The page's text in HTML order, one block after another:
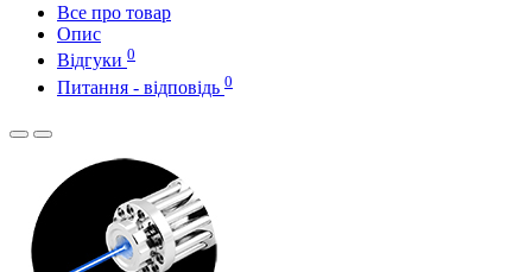
Все про товар
Опис
Відгуки 0
Питання - відповідь 0